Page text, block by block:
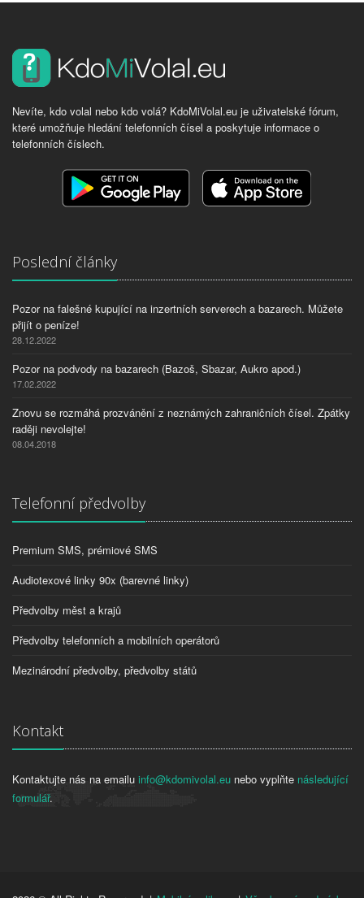
Nevíte, kdo volal nebo kdo volá? KdoMiVolal.eu je uživatelské fórum,
které umožňuje hledání telefonních čísel a poskytuje informace o
telefonních číslech.
Poslední články
Pozor na falešné kupující na inzertních serverech a bazarech. Můžete
přijít o peníze!
28.12.2022
Pozor na podvody na bazarech (Bazoš, Sbazar, Aukro apod.)
17.02.2022
Znovu se rozmáhá prozvánění z neznámých zahraničních čísel. Zpátky
raději nevolejte!
08.04.2018
Telefonní předvolby
Premium SMS, prémiové SMS
Audiotexové linky 90x (barevné linky)
Předvolby měst a krajů
Předvolby telefonních a mobilních operátorů
Mezinárodní předvolby, předvolby států
Kontakt
Kontaktujte nás na emailu info@kdomivolal.eu nebo vyplňte následující
formulář.